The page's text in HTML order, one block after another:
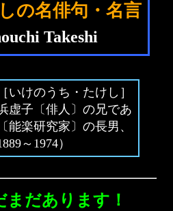
の名俳句・名言
Takeshi
いけのうち・たけし］
虚子〔俳人〕の兄であ
能楽研究家〕の長男、
～1974）
まだあります！